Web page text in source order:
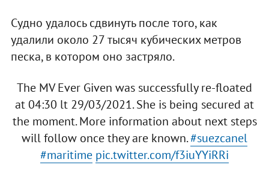
Судно удалось сдвинуть после того, как
удалили около 27 тысяч кубических метров
песка, в котором оно застряло.
The MV Ever Given was successfully re-floated
at 04:30 lt 29/03/2021. She is being secured at
the moment. More information about next steps
will follow once they are known.#suezcanel
#maritime pic.twitter.com/f3iuYYiRRi